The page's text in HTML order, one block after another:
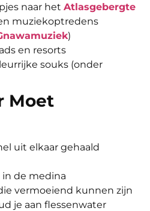
naar het Atlasgebergte
muziekoptredens
)
en resorts
souks (onder
Moet
uit elkaar gehaald
de medina
vermoeiend kunnen zijn
je aan flessenwater